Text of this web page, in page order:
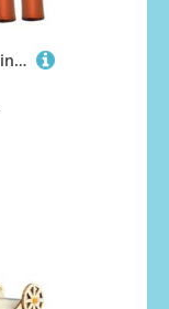
NOLITOY 12 Stück Teiliges Miniatur Bierflaschen Modell Braune Puppenhaus Flaschen Kreative Dekoration für Puppenhaus Esszimmer Kompakte Mini Weinflaschen Geschenkidee für Sammler